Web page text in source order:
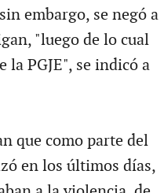
embargo, se negó a
"luego de lo cual
PGJE", se indicó a
que como parte del
en los últimos días,